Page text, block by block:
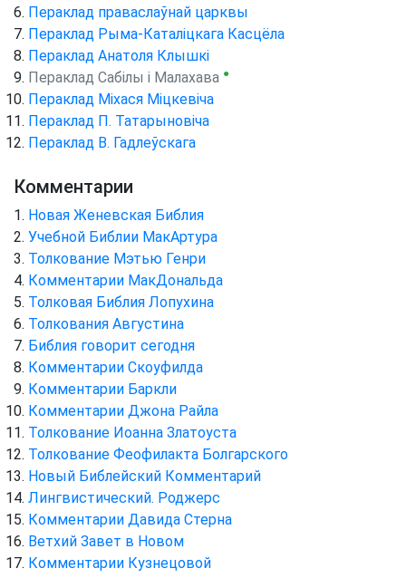
Пераклад праваслаўнай царквы
Пераклад Рыма-Каталіцкага Касцёла
Пераклад Анатоля Клышкi
Пераклад Сабілы і Малахава ●
Пераклад Міхася Міцкевіча
Пераклад П. Татарыновіча
Пераклад В. Гадлеўскага
Комментарии
Новая Женевская Библия
Учебной Библии МакАртура
Толкование Мэтью Генри
Комментарии МакДональда
Толковая Библия Лопухина
Толкования Августина
Библия говорит сегодня
Комментарии Скоуфилда
Комментарии Баркли
Комментарии Джона Райла
Толкование Иоанна Златоуста
Толкование Феофилакта Болгарского
Новый Библейский Комментарий
Лингвистический. Роджерс
Комментарии Давида Стерна
Ветхий Завет в Новом
Комментарии Кузнецовой